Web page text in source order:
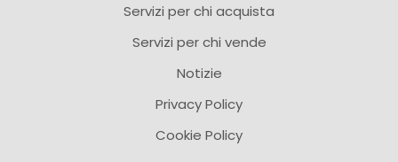
Servizi per chi acquista
Servizi per chi vende
Notizie
Privacy Policy
Cookie Policy